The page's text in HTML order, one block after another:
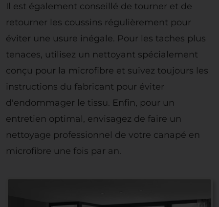
Il est également conseillé de tourner et de
retourner les coussins régulièrement pour
éviter une usure inégale. Pour les taches plus
tenaces, utilisez un nettoyant spécialement
conçu pour la microfibre et suivez toujours les
instructions du fabricant pour éviter
d'endommager le tissu. Enfin, pour un
entretien optimal, envisagez de faire un
nettoyage professionnel de votre canapé en
microfibre une fois par an.